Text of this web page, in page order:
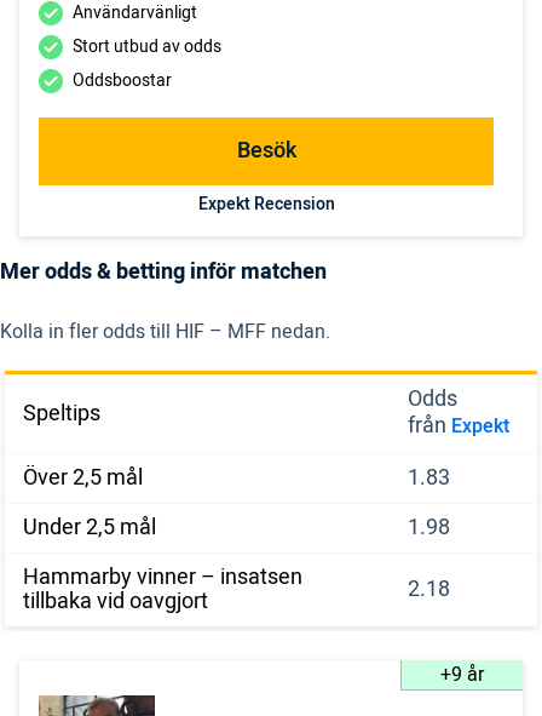
Användarvänligt
Stort utbud av odds
Oddsboostar
Besök
Expekt Recension
Mer odds & betting inför matchen
Kolla in fler odds till HIF – MFF nedan.
Speltips
Odds
från Expekt
Över 2,5 mål
1.83
Under 2,5 mål
1.98
Hammarby vinner – insatsen
tillbaka vid oavgjort 2.18
+9 år